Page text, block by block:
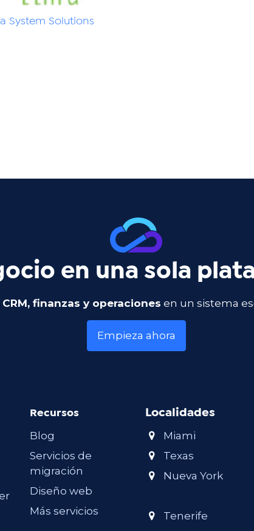
System Solutions
en una sola
CRM, finanzas y operaciones en un sistema
Empieza ahora
Recursos
Blog
Servicios de
migración
Diseño web
Más servicios
Localidades
Miami
Texas
Nueva York
Tenerife